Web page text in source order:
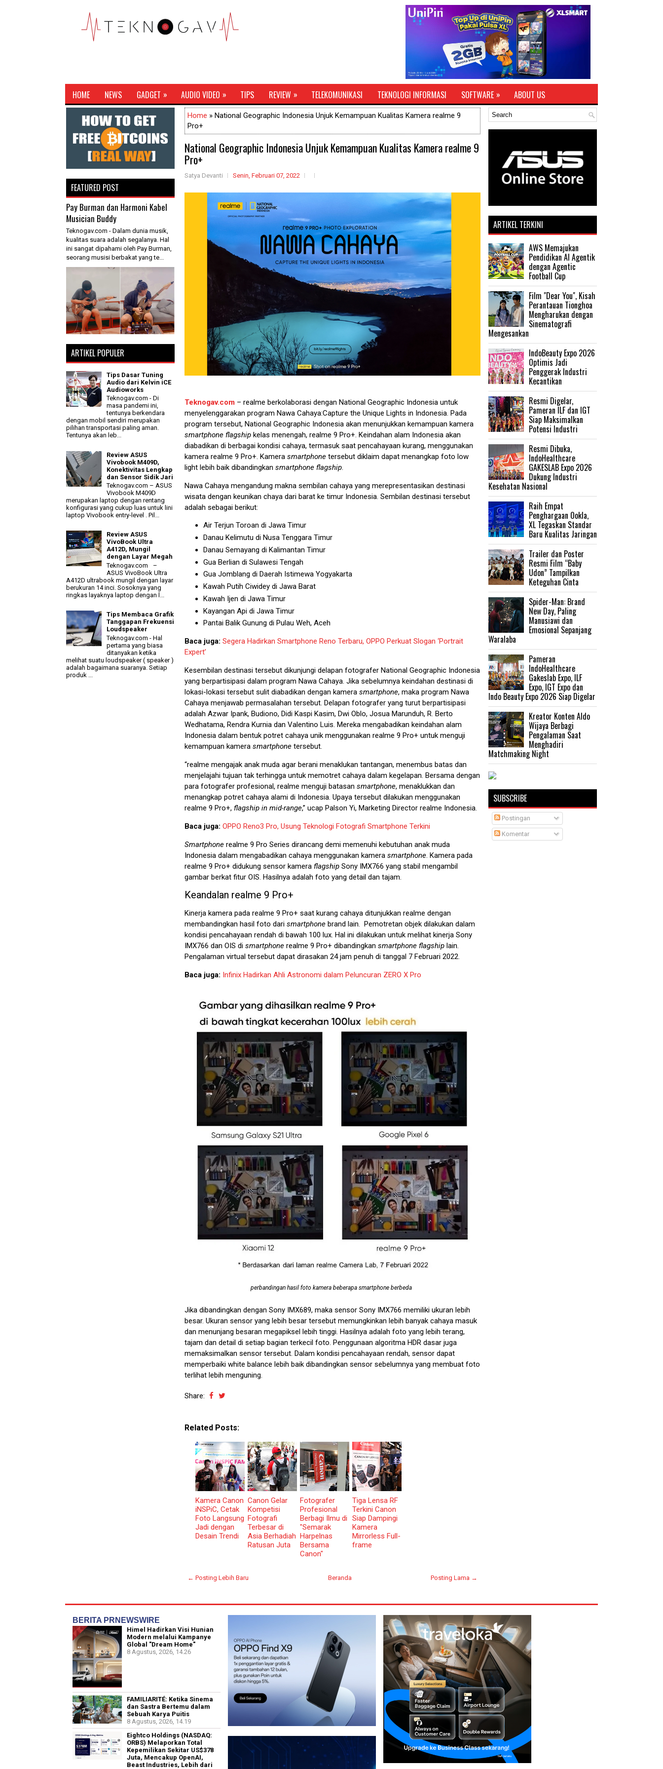
HOME NEWS GADGET » AUDIO VIDEO » TIPS REVIEW » TELEKOMUNIKASI TEKNOLOGI INFORMASI SOFTWARE » ABOUT US
Home » National Geographic Indonesia Unjuk Kemampuan Kualitas Kamera realme 9
Pro+
National Geographic Indonesia Unjuk Kemampuan Kualitas Kamera realme 9
Pro+
Satya Devanti Senin, Februari 07, 2022
Teknogav.com – realme berkolaborasi dengan National Geographic Indonesia untuk
menyelenggarakan program Nawa Cahaya:Capture the Unique Lights in Indonesia. Pada
program tersebut, National Geographic Indonesia akan menunjukkan kemampuan kamera
smartphone flagship kelas menengah, realme 9 Pro+. Keindahan alam Indonesia akan
diabadikan di berbagai kondisi cahaya, termasuk saat pencahayaan kurang, menggunakan
kamera realme 9 Pro+. Kamera smartphone tersebut diklaim dapat menangkap foto low
light lebih baik dibandingkan smartphone flagship.
Nawa Cahaya mengandung makna sembilan cahaya yang merepresentasikan destinasi
wisata dengan keunikan chaya dari barat ke timur Indonesia. Sembilan destinasi tersebut
adalah sebagai berikut:
Air Terjun Toroan di Jawa Timur
Danau Kelimutu di Nusa Tenggara Timur
Danau Semayang di Kalimantan Timur
Gua Berlian di Sulawesi Tengah
Gua Jomblang di Daerah Istimewa Yogyakarta
Kawah Putih Ciwidey di Jawa Barat
Kawah Ijen di Jawa Timur
Kayangan Api di Jawa Timur
Pantai Balik Gunung di Pulau Weh, Aceh
Baca juga: Segera Hadirkan Smartphone Reno Terbaru, OPPO Perkuat Slogan ‘Portrait
Expert’
Kesembilan destinasi tersebut dikunjungi delapan fotografer National Geographic Indonesia
yang berpartisipasi dalam program Nawa Cahaya. Jika sebelumnya keindahan destinasi di
lokasi-lokasi tersebut sulit diabadikan dengan kamera smartphone, maka program Nawa
Cahaya menjawab permasalahan tersebut. Delapan fotografer yang turut berpartisipasi
adalah Azwar Ipank, Budiono, Didi Kaspi Kasim, Dwi Oblo, Josua Marunduh, R. Berto
Wedhatama, Rendra Kurnia dan Valentino Luis. Mereka mengabadikan keindahan alam
Indonesia dalam bentuk potret cahaya unik menggunakan realme 9 Pro+ untuk menguji
kemampuan kamera smartphone tersebut.
“realme mengajak anak muda agar berani menaklukan tantangan, menembus batas dan
menjelajahi tujuan tak terhingga untuk memotret cahaya dalam kegelapan. Bersama dengan
para fotografer profesional, realme menguji batasan smartphone, menaklukkan dan
menangkap potret cahaya alami di Indonesia. Upaya tersebut dilakukan menggunakan
realme 9 Pro+, flagship in mid-range,” ucap Palson Yi, Marketing Director realme Indonesia.
Baca juga: OPPO Reno3 Pro, Usung Teknologi Fotografi Smartphone Terkini
Smartphone realme 9 Pro Series dirancang demi memenuhi kebutuhan anak muda
Indonesia dalam mengabadikan cahaya menggunakan kamera smartphone. Kamera pada
realme 9 Pro+ didukung sensor kamera flagship Sony IMX766 yang stabil mengambil
gambar berkat fitur OIS. Hasilnya adalah foto yang detail dan tajam.
Keandalan realme 9 Pro+
Kinerja kamera pada realme 9 Pro+ saat kurang cahaya ditunjukkan realme dengan
membandingkan hasil foto dari smartphone brand lain. Pemotretan objek dilakukan dalam
kondisi pencahayaan rendah di bawah 100 lux. Hal ini dilakukan untuk melihat kinerja Sony
IMX766 dan OIS di smartphone realme 9 Pro+ dibandingkan smartphone flagship lain.
Pengalaman virtual tersebut dapat dirasakan 24 jam penuh di tanggal 7 Februari 2022.
Baca juga: Infinix Hadirkan Ahli Astronomi dalam Peluncuran ZERO X Pro
perbandingan hasil foto kamera beberapa smartphone berbeda
Jika dibandingkan dengan Sony IMX689, maka sensor Sony IMX766 memiliki ukuran lebih
besar. Ukuran sensor yang lebih besar tersebut memungkinkan lebih banyak cahaya masuk
dan menunjang besaran megapiksel lebih tinggi. Hasilnya adalah foto yang lebih terang,
tajam dan detail di setiap bagian terkecil foto. Penggunaan algoritma HDR dasar juga
memaksimalkan sensor tersebut. Dalam kondisi pencahayaan rendah, sensor dapat
memperbaiki white balance lebih baik dibandingkan sensor sebelumnya yang membuat foto
terlihat lebih menguning.
Share:
Related Posts:
Kamera Canon
iNSPiC, Cetak
Foto Langsung
Jadi dengan
Desain Trendi
Canon Gelar
Kompetisi
Fotografi
Terbesar di
Asia Berhadiah
Ratusan Juta
Fotografer
Profesional
Berbagi Ilmu di
"Semarak
Harpelnas
Bersama
Canon"
Tiga Lensa RF
Terkini Canon
Siap Dampingi
Kamera
Mirrorless Full-
frame
← Posting Lebih Baru Posting Lama →
Beranda
FEATURED POST
Pay Burman dan Harmoni Kabel
Musician Buddy
Teknogav.com - Dalam dunia musik,
kualitas suara adalah segalanya. Hal
ini sangat dipahami oleh Pay Burman,
seorang musisi berbakat yang te...
ARTIKEL POPULER
Tips Dasar Tuning
Audio dari Kelvin iCE
Audioworks
Teknogav.com - Di
masa pandemi ini,
tentunya berkendara
dengan mobil sendiri merupakan
pilihan transportasi paling aman.
Tentunya akan leb...
Review ASUS
Vivobook M409D,
Konektivitas Lengkap
dan Sensor Sidik Jari
Teknogav.com – ASUS
Vivobook M409D
merupakan laptop dengan rentang
konfigurasi yang cukup luas untuk lini
laptop Vivobook entry-level . Pil...
Review ASUS
VivoBook Ultra
A412D, Mungil
dengan Layar Megah
Teknogav.com –
ASUS VivoBook Ultra
A412D ultrabook mungil dengan layar
berukuran 14 inci. Sosoknya yang
ringkas layaknya laptop dengan l...
Tips Membaca Grafik
Tanggapan Frekuensi
Loudspeaker
Teknogav.com - Hal
pertama yang biasa
ditanyakan ketika
melihat suatu loudspeaker ( speaker )
adalah bagaimana suaranya. Setiap
produk ...
ARTIKEL TERKINI
AWS Memajukan
Pendidikan AI Agentik
dengan Agentic
Football Cup
Film "Dear You", Kisah
Perantauan Tionghoa
Mengharukan dengan
Sinematografi
Mengesankan
IndoBeauty Expo 2026
Optimis Jadi
Penggerak Industri
Kecantikan
Resmi Digelar,
Pameran ILF dan IGT
Siap Maksimalkan
Potensi Industri
Resmi Dibuka,
IndoHealthcare
GAKESLAB Expo 2026
Dukung Industri
Kesehatan Nasional
Raih Empat
Penghargaan Ookla,
XL Tegaskan Standar
Baru Kualitas Jaringan
Trailer dan Poster
Resmi Film “Baby
Udon” Tampilkan
Keteguhan Cinta
‎Spider-Man: Brand
New Day, Paling
Manusiawi dan
Emosional Sepanjang
Waralaba
Pameran
IndoHealthcare
Gakeslab Expo, ILF
Expo, IGT Expo dan
Indo Beauty Expo 2026 Siap Digelar
Kreator Konten Aldo
Wijaya Berbagi
Pengalaman Saat
Menghadiri
Matchmaking Night
SUBSCRIBE
Postingan
Komentar
BERITA PRNEWSWIRE
Himel Hadirkan Visi Hunian
Modern melalui Kampanye
Global "Dream Home"
8 Agustus, 2026, 14.26
FAMILIARITÉ: Ketika Sinema
dan Sastra Bertemu dalam
Sebuah Karya Puitis
8 Agustus, 2026, 14.19
Eightco Holdings (NASDAQ:
ORBS) Melaporkan Total
Kepemilikan Sekitar US$378
Juta, Mencakup OpenAI,
Beast Industries, Lebih dari